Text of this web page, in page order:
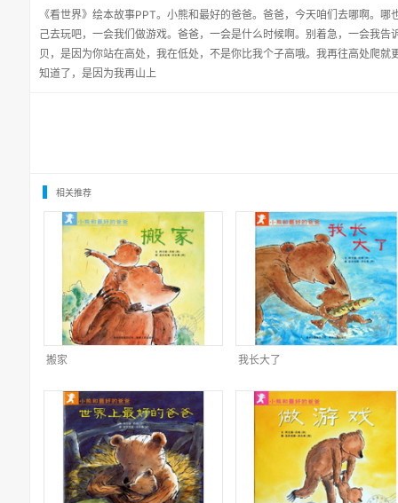
《看世界》绘本故事PPT。小熊和最好的爸爸。爸爸，今天咱们去哪啊。
己去玩吧，一会我们做游戏。爸爸，一会是什么时候啊。别着急，一会我
贝，是因为你站在高处，我在低处，不是你比我个子高哦。我再往高处爬
知道了，是因为我再山上
相关推荐
搬家 我长大了